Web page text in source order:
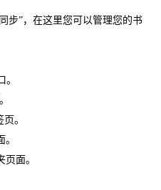
步”，在这里您可以管理您的书
。
面。